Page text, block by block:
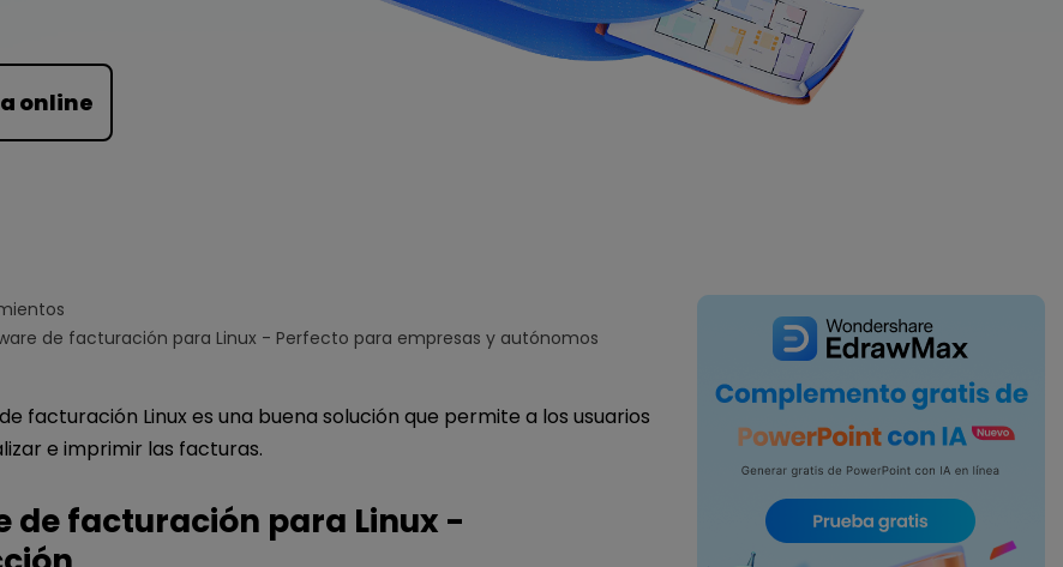
IA de EdrawMind
Creador de IA para
mapa mental.
online
de facturación para Linux - Perfecto para empresas y autónomos
facturación Linux es una buena solución que permite a los usuarios
e imprimir las facturas.
de facturación para Linux -